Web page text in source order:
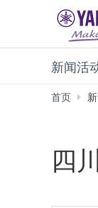
新闻活
首页
四